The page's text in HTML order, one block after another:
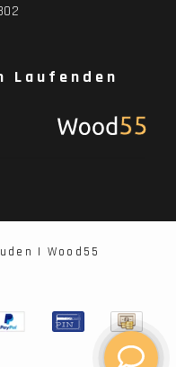
Laufenden
| Wood55